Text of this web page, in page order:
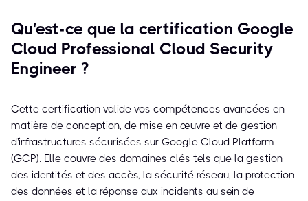
Qu'est-ce que la certification Google
Cloud Professional Cloud Security
Engineer ?
Cette certification valide vos compétences avancées en
matière de conception, de mise en œuvre et de gestion
d'infrastructures sécurisées sur Google Cloud Platform
(GCP). Elle couvre des domaines clés tels que la gestion
des identités et des accès, la sécurité réseau, la protection
des données et la réponse aux incidents au sein de